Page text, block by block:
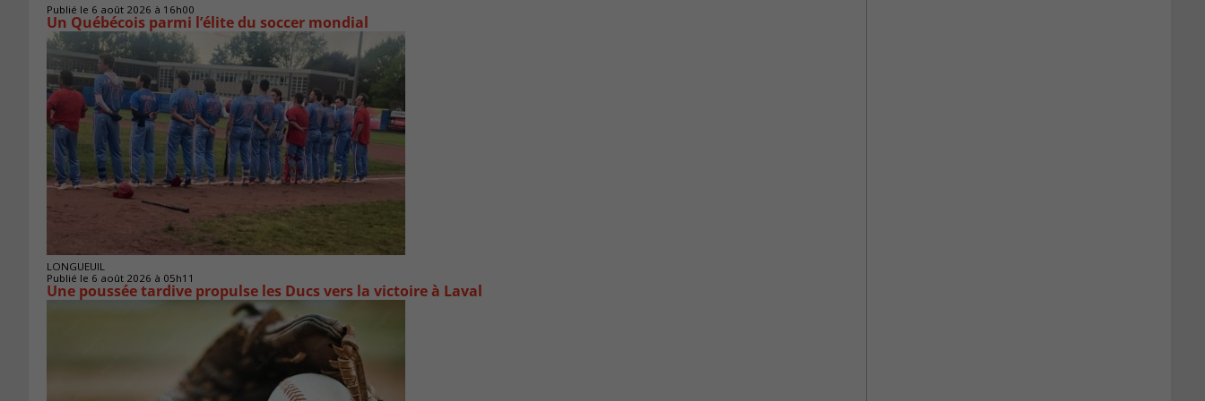
Publié le 6 août 2026 à 16h00
Un Québécois parmi l’élite du soccer mondial
LONGUEUIL
Publié le 6 août 2026 à 05h11
Une poussée tardive propulse les Ducs vers la victoire à Laval